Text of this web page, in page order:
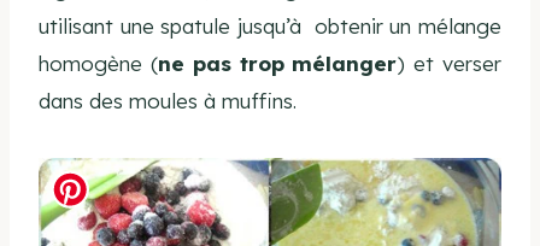
utilisant une spatule jusqu’à obtenir un mélange
homogène (ne pas trop mélanger) et verser
dans des moules à muffins.